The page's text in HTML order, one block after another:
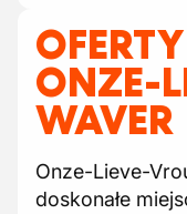
ONZE-
WAVER
Onze-Lieve-
doskonałe